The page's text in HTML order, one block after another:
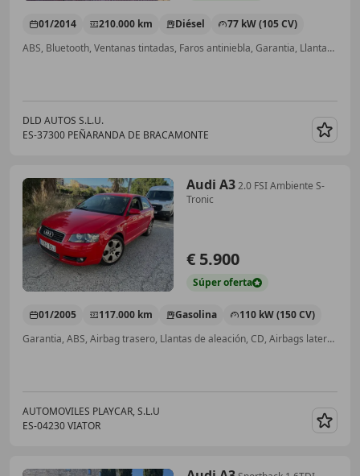
01/2014 210.000 km Diésel
77 kW (105 CV)
ABS, Bluetooth, Ventanas tintadas, Faros antiniebla, Garantia, Llantas de aleación, Airbags laterales, Volante multifunción
DLD AUTOS S.L.U.
ES-37300 PEÑARANDA DE BRACAMONTE
Audi A32.0 FSI Ambiente S-
Tronic
€ 5.900
Súperoferta
01/2005 117.000 km Gasolina
110 kW (150 CV)
Garantia, ABS, Airbag trasero, Llantas de aleación, CD, Airbags laterales
AUTOMOVILES PLAYCAR, S.L.U
ES-04230 VIATOR